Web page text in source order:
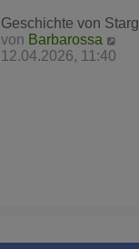
Geschichte von
von Barbarossa
12.04.2026, 11:40